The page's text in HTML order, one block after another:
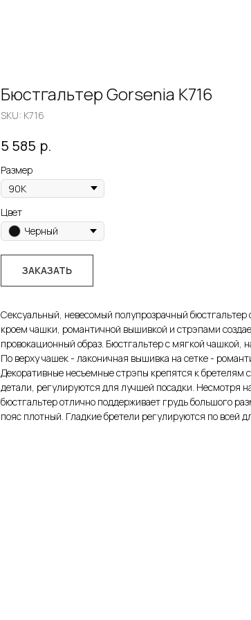
Бюстгальтер Gorsenia K716
SKU: K716
5 585 р.
Размер
Цвет
Черный
ЗАКАЗАТЬ
Сексуальный, невесомый полупрозрачный
кроем чашки, романтичной вышивкой и стрэпами
провокационный образ. Бюстгальтер с мягкой чашкой,
По верху чашек - лаконичная вышивка на сетке -
Декоративные несъемные стрэпы крепятся к бретелям
детали, регулируются для лучшей посадки. Несмотря
бюстгальтер отлично поддерживает грудь большого
пояс плотный. Гладкие бретели регулируются по всей